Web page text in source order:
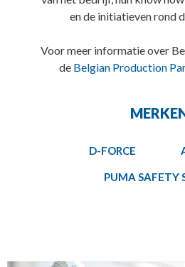
en de initiatieven rond
Voor meer informatie over
de Belgian Production
D-FORCE
PUMA SAFETY